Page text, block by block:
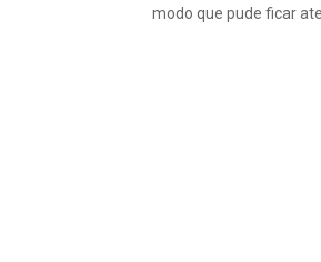
modo que pude ficar